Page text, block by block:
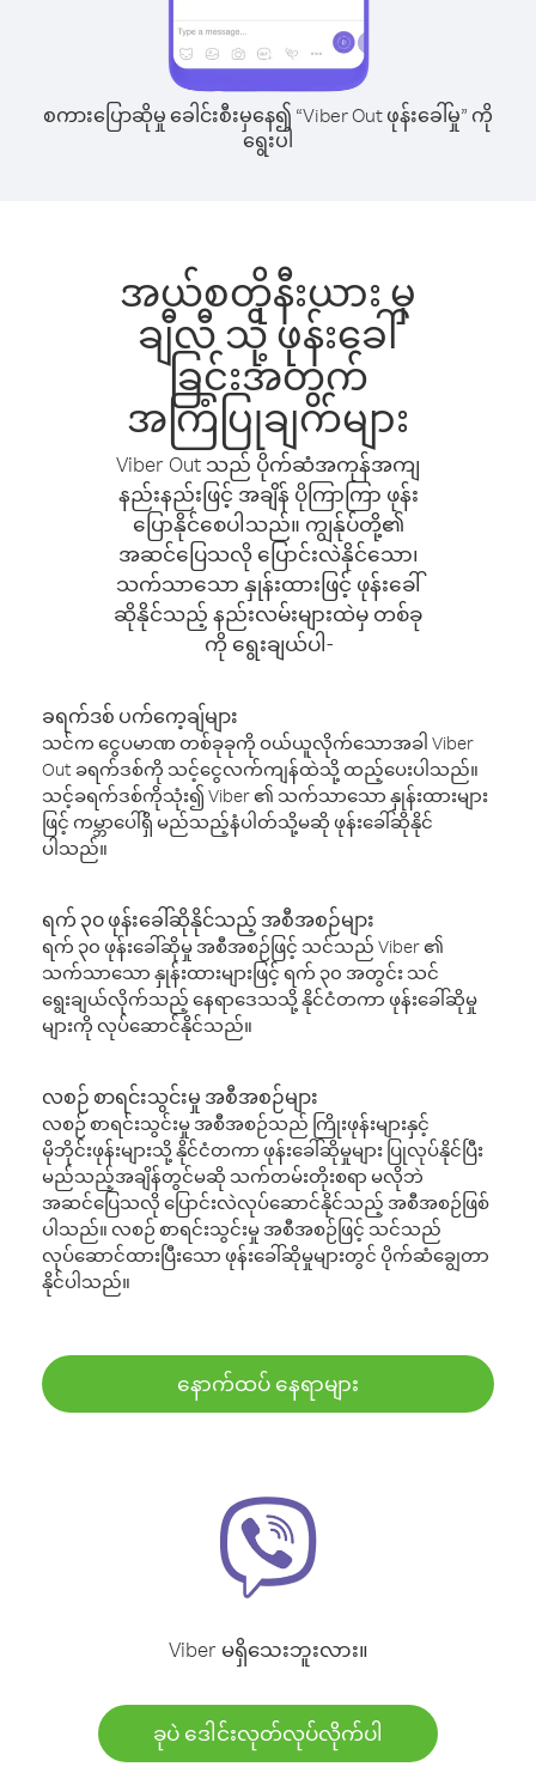
စကားပြောဆိုမှု ခေါင်းစီးမှနေ၍ “Viber Out ဖုန်းခေါ်မှု” ကို
ရွေးပါ
အယ်စတိုနီးယား မှ
ချီလီ သို့ ဖုန်းခေါ်
ခြင်းအတွက်
အကြံပြုချက်များ
Viber Out သည် ပိုက်ဆံအကုန်အကျ
နည်းနည်းဖြင့် အချိန် ပိုကြာကြာ ဖုန်း
ပြောနိုင်စေပါသည်။ ကျွန်ုပ်တို့၏
အဆင်ပြေသလို ပြောင်းလဲနိုင်သော၊
သက်သာသော နှုန်းထားဖြင့် ဖုန်းခေါ်
ဆိုနိုင်သည့် နည်းလမ်းများထဲမှ တစ်ခု
ကို ရွေးချယ်ပါ-
ခရက်ဒစ် ပက်ကေ့ချ်များ
သင်က ငွေပမာဏ တစ်ခုခုကို ဝယ်ယူလိုက်သောအခါ Viber
Out ခရက်ဒစ်ကို သင့်ငွေလက်ကျန်ထဲသို့ ထည့်ပေးပါသည်။
သင့်ခရက်ဒစ်ကိုသုံး၍ Viber ၏ သက်သာသော နှုန်းထားများ
ဖြင့် ကမ္ဘာပေါ်ရှိ မည်သည့်နံပါတ်သို့မဆို ဖုန်းခေါ်ဆိုနိုင်
ပါသည်။
ရက် ၃၀ ဖုန်းခေါ်ဆိုနိုင်သည့် အစီအစဉ်များ
ရက် ၃၀ ဖုန်းခေါ်ဆိုမှု အစီအစဉ်ဖြင့် သင်သည် Viber ၏
သက်သာသော နှုန်းထားများဖြင့် ရက် ၃၀ အတွင်း သင်
ရွေးချယ်လိုက်သည့် နေရာဒေသသို့ နိုင်ငံတကာ ဖုန်းခေါ်ဆိုမှု
များကို လုပ်ဆောင်နိုင်သည်။
လစဉ် စာရင်းသွင်းမှု အစီအစဉ်များ
လစဉ် စာရင်းသွင်းမှု အစီအစဉ်သည် ကြိုးဖုန်းများနှင့်
မိုဘိုင်းဖုန်းများသို့ နိုင်ငံတကာ ဖုန်းခေါ်ဆိုမှုများ ပြုလုပ်နိုင်ပြီး
မည်သည့်အချိန်တွင်မဆို သက်တမ်းတိုးစရာ မလိုဘဲ
အဆင်ပြေသလို ပြောင်းလဲလုပ်ဆောင်နိုင်သည့် အစီအစဉ်ဖြစ်
ပါသည်။ လစဉ် စာရင်းသွင်းမှု အစီအစဉ်ဖြင့် သင်သည်
လုပ်ဆောင်ထားပြီးသော ဖုန်းခေါ်ဆိုမှုများတွင် ပိုက်ဆံချွေတာ
နိုင်ပါသည်။
နောက်ထပ် နေရာများ
Viber မရှိသေးဘူးလား။
ခုပဲ ဒေါင်းလုတ်လုပ်လိုက်ပါ